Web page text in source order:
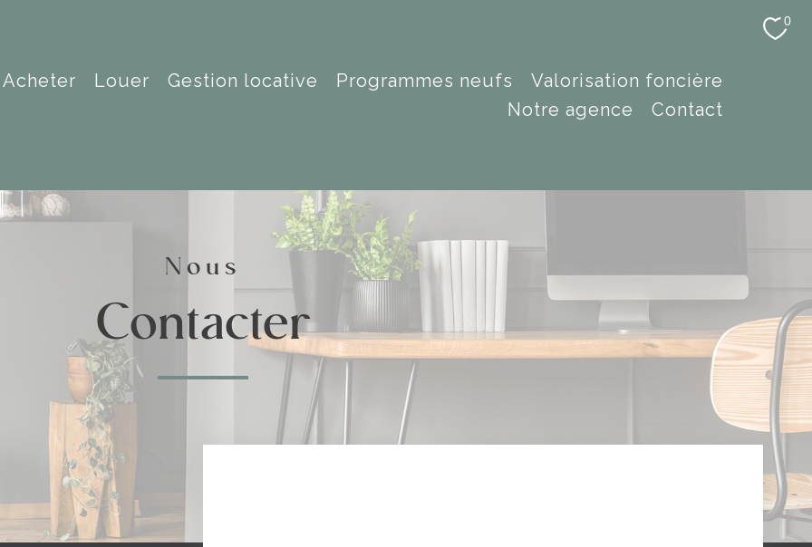
0
acheter louer gestion locative programmes neufs
valorisation foncière
notre agence
contact
Nous
contacter